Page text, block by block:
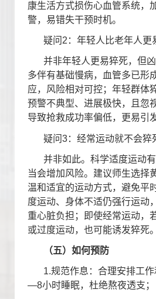
康生活方式损伤心血管系统，
警，易错失干预时机。
疑问 2 ：年轻人比老年人更
并非年轻人更易猝死，但
多伴有基础慢病，血管多已形
应，风险相对可控；年轻群体
预警不典型、进展极快，且忽
导致抢救成功率偏低，更易引
疑问3：经常运动就不会猝
并非如此。科学适度运动
当会增加风险。建议师生选择
温和适宜的运动方式，避免平
度运动、身体不适仍强行运动
重心脏负担；即使经常运动，
或过度运动，也可能诱发猝死。
（五）如何预防
1.规范作息：合理安排工
—8小时睡眠，杜绝熬夜透支；